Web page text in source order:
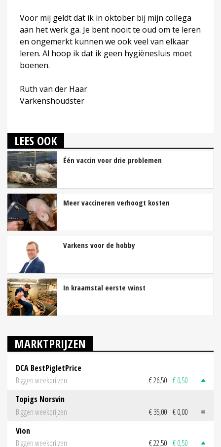
Voor mij geldt dat ik in oktober bij mijn collega
aan het werk ga. Je bent nooit te oud om te leren
en ongemerkt kunnen we ook veel van elkaar
leren. Al hoop ik dat ik geen hygiënesluis moet
boenen.
Ruth van der Haar
Varkenshoudster
LEES OOK
Één vaccin voor drie problemen
Meer vaccineren verhoogt kosten
Varkens voor de hobby
In kraamstal eerste winst
MARKTPRIJZEN
DCA BestPigletPrice
Biggen weekprijzen
€ 26,50 € 0,50
Topigs Norsvin
Biggen weekprijzen
€ 35,00 € 0,00
Vion
Biggen weekprijzen
€ 22,50 € 0,50